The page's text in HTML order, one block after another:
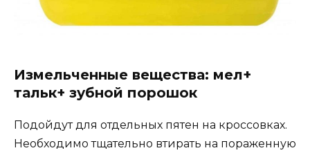
Измельченные вещества: мел+
тальк+ зубной порошок
Подойдут для отдельных пятен на кроссовках.
Необходимо тщательно втирать на пораженную